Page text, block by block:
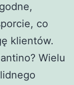
co
klientów.
Wielu